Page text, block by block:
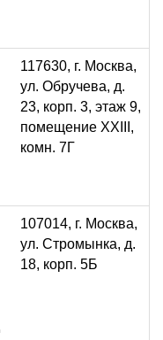
117630, г. Москва,
ул. Обручева, д.
23, корп. 3, этаж 9,
помещение XXIII,
комн. 7Г
107014, г. Москва,
ул. Стромынка, д.
18, корп. 5Б